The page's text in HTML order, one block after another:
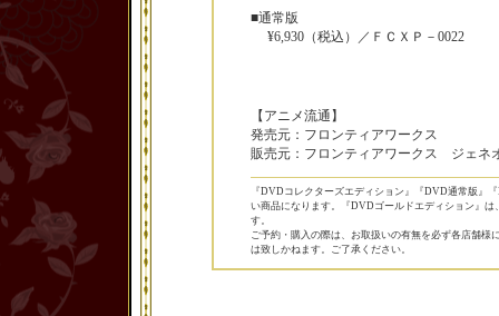
■通常版
¥6,930（税込）／ＦＣＸＰ－0022
【アニメ流通】
発売元：フロンティアワークス
販売元：フロンティアワークス ジェネ
『DVDコレクターズエディション』『DVD通常版』
い商品になります。『DVDゴールドエディション』
す。
ご予約・購入の際は、お取扱いの有無を必ず各店舗様
は致しかねます。ご了承ください。